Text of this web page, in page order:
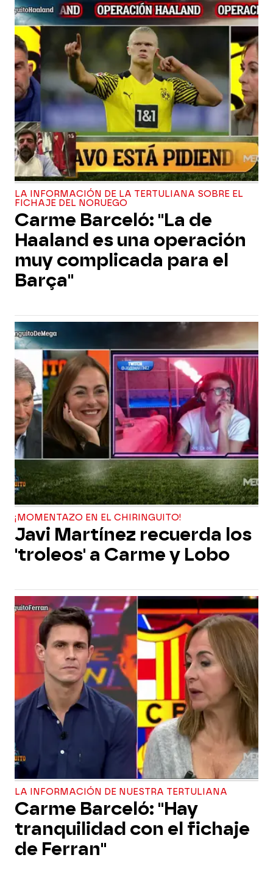
LA INFORMACIÓN DE LA TERTULIANA SOBRE EL
FICHAJE DEL NORUEGO
Carme Barceló: "La de
Haaland es una operación
muy complicada para el
Barça"
¡MOMENTAZO EN EL CHIRINGUITO!
Javi Martínez recuerda los
'troleos' a Carme y Lobo
LA INFORMACIÓN DE NUESTRA TERTULIANA
Carme Barceló: "Hay
tranquilidad con el fichaje
de Ferran"